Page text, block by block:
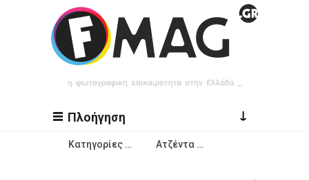
Παράκαμψη προς το κυρίως περιεχόμενο
Πλοήγηση ↓
Κατηγορίες … Ατζέντα …